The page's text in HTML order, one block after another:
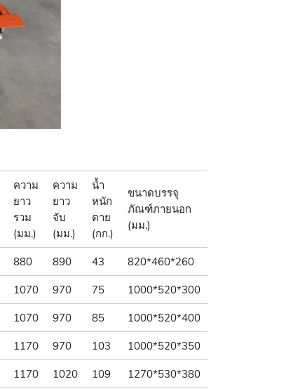
ความ
ยาว
รวม
(มม.)
ความ
ยาว
จับ
(มม.)
น้ำ
หนัก
ตาย
(กก.)
ขนาดบรรจุ
ภัณฑ์ภายนอก
(มม.)
880 890 43 820*460*260
1070 970 75 1000*520*300
1070 970 85 1000*520*400
1170 970 103 1000*520*350
1170 1020 109 1270*530*380